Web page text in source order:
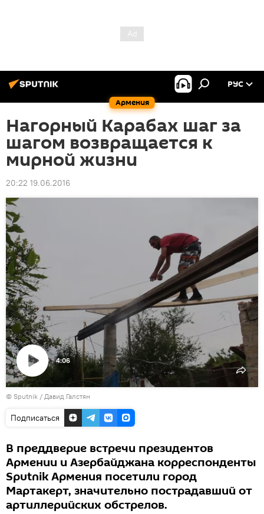
Армения
РУС
Нагорный Карабах шаг за
шагом возвращается к
мирной жизни
20:22 19.06.2016
Воспроизвести
видео
4:06
© Sputnik / Давид Галстян
Подписаться
В преддверие встречи президентов
Армении и Азербайджана корреспонденты
Sputnik Армения посетили город
Мартакерт, значительно пострадавший от
артиллерийских обстрелов.